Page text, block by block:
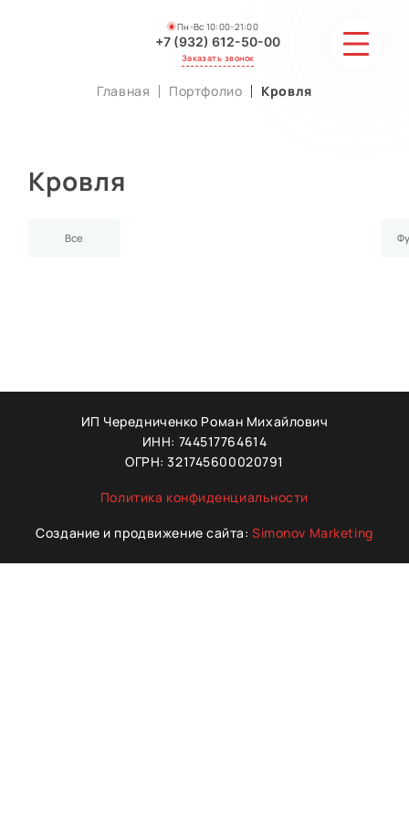
Пн-Вс 10:00-21:00
+7 (932) 612-50-00
Заказать звонок
АКЦИИ И СКИДКИ
ГАЛЕРЕЯ
Главная Портфолио Кровля
Кровля
Все
ИП Чередниченко Роман Михайлович
ИНН: 744517764614
ОГРН: 321745600020791
Политика конфиденциальности
Создание и продвижение сайта:Simonov Marketing